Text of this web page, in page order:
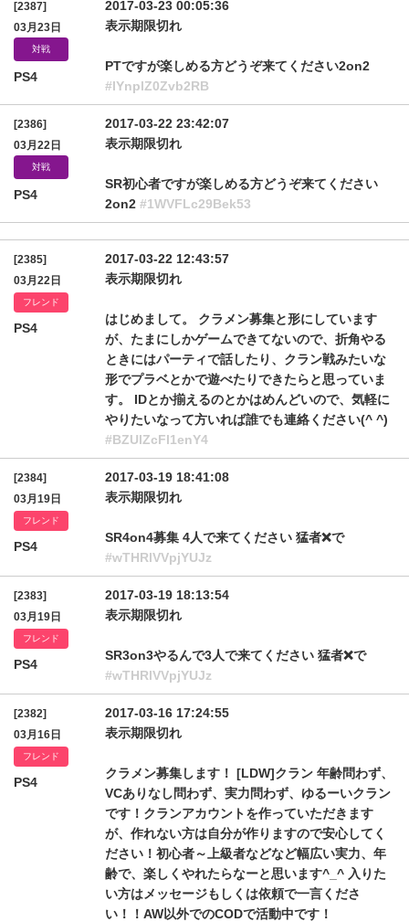
[2387]
03月23日
対戦
PS4
2017-03-23 00:05:36
表示期限切れ
PTですが楽しめる方どうぞ来てください2on2
#IYnplZ0Zvb2RB
[2386]
03月22日
対戦
PS4
2017-03-22 23:42:07
表示期限切れ
SR初心者ですが楽しめる方どうぞ来てください
2on2 #1WVFLc29Bek53
[2385]
03月22日
フレンド
PS4
2017-03-22 12:43:57
表示期限切れ
はじめまして。 クラメン募集と形にしています
が、たまにしかゲームできてないので、折角やる
ときにはパーティで話したり、クラン戦みたいな
形でプラベとかで遊べたりできたらと思っていま
す。 IDとか揃えるのとかはめんどいので、気軽に
やりたいなって方いれば誰でも連絡ください(^ ^)
#BZUlZcFl1enY4
[2384]
03月19日
フレンド
PS4
2017-03-19 18:41:08
表示期限切れ
SR4on4募集 4人で来てください 猛者❌で
#wTHRlVVpjYUJz
[2383]
03月19日
フレンド
PS4
2017-03-19 18:13:54
表示期限切れ
SR3on3やるんで3人で来てください 猛者❌で
#wTHRlVVpjYUJz
[2382]
03月16日
フレンド
PS4
2017-03-16 17:24:55
表示期限切れ
クラメン募集します！ [LDW]クラン 年齢問わず、
VCありなし問わず、実力問わず、ゆるーいクラン
です！クランアカウントを作っていただきます
が、作れない方は自分が作りますので安心してく
ださい！初心者～上級者などなど幅広い実力、年
齢で、楽しくやれたらなーと思います^_^ 入りた
い方はメッセージもしくは依頼で一言くださ
い！！AW以外でのCODで活動中です！